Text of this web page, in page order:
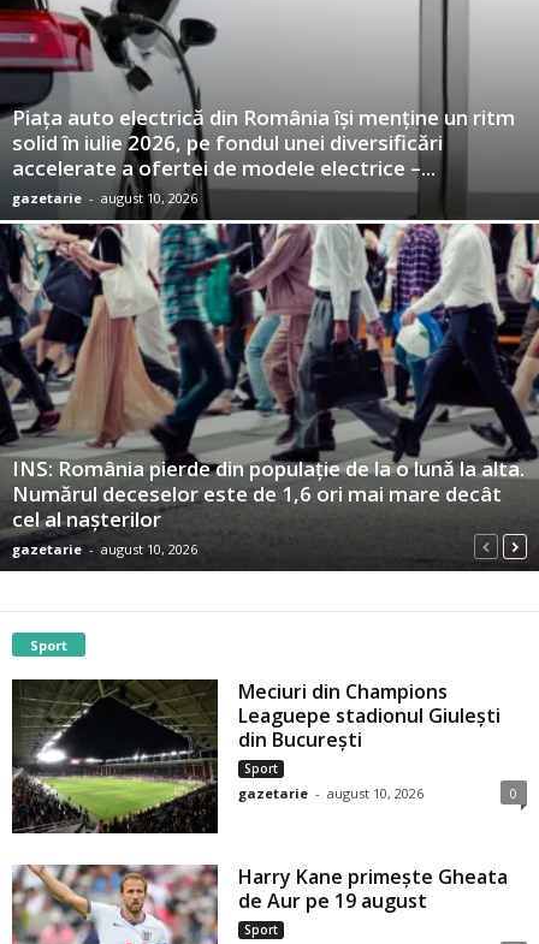
Piața auto electrică din România își menține un ritm
solid în iulie 2026, pe fondul unei diversificări
accelerate a ofertei de modele electrice –...
gazetarie - august 10, 2026
INS: România pierde din populație de la o lună la alta.
Numărul deceselor este de 1,6 ori mai mare decât
cel al nașterilor
gazetarie - august 10, 2026
Sport
Meciuri din Champions
Leaguepe stadionul Giulești
din București
Sport
gazetarie - august 10, 2026 0
Harry Kane primește Gheata
de Aur pe 19 august
Sport